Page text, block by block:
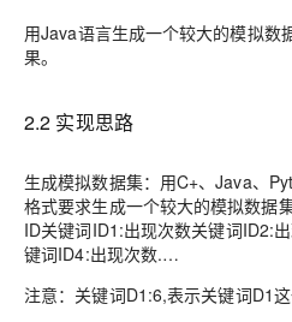
用Java语言生成一个较大的模拟数
果。
2.2 实现思路
生成模拟数据集：用C+、Java、
格式要求生成一个较大的模拟数据
ID关键词ID1:出现次数关键词ID2:
键词ID4:出现次数.…
注意：关键词D1:6,表示关键词D1